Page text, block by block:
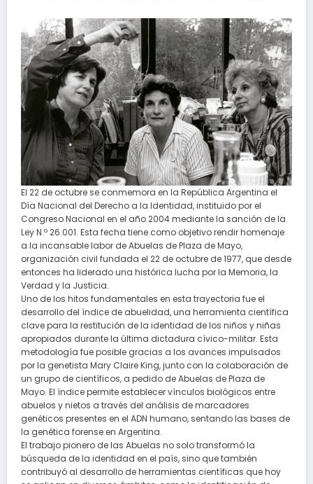
El 22 de octubre se conmemora en la República Argentina el
Día Nacional del Derecho a la Identidad, instituido por el
Congreso Nacional en el año 2004 mediante la sanción de la
Ley N.º 26.001. Esta fecha tiene como objetivo rendir homenaje
a la incansable labor de Abuelas de Plaza de Mayo,
organización civil fundada el 22 de octubre de 1977, que desde
entonces ha liderado una histórica lucha por la Memoria, la
Verdad y la Justicia.
Uno de los hitos fundamentales en esta trayectoria fue el
desarrollo del índice de abuelidad, una herramienta científica
clave para la restitución de la identidad de los niños y niñas
apropiados durante la última dictadura cívico-militar. Esta
metodología fue posible gracias a los avances impulsados
por la genetista Mary Claire King, junto con la colaboración de
un grupo de científicos, a pedido de Abuelas de Plaza de
Mayo. El índice permite establecer vínculos biológicos entre
abuelos y nietos a través del análisis de marcadores
genéticos presentes en el ADN humano, sentando las bases de
la genética forense en Argentina.
El trabajo pionero de las Abuelas no solo transformó la
búsqueda de la identidad en el país, sino que también
contribuyó al desarrollo de herramientas científicas que hoy